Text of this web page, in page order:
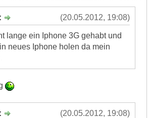
(20.05.2012, 19:08)
lange ein Iphone 3G gehabt und
neues Iphone holen da mein
(20.05.2012, 19:08)